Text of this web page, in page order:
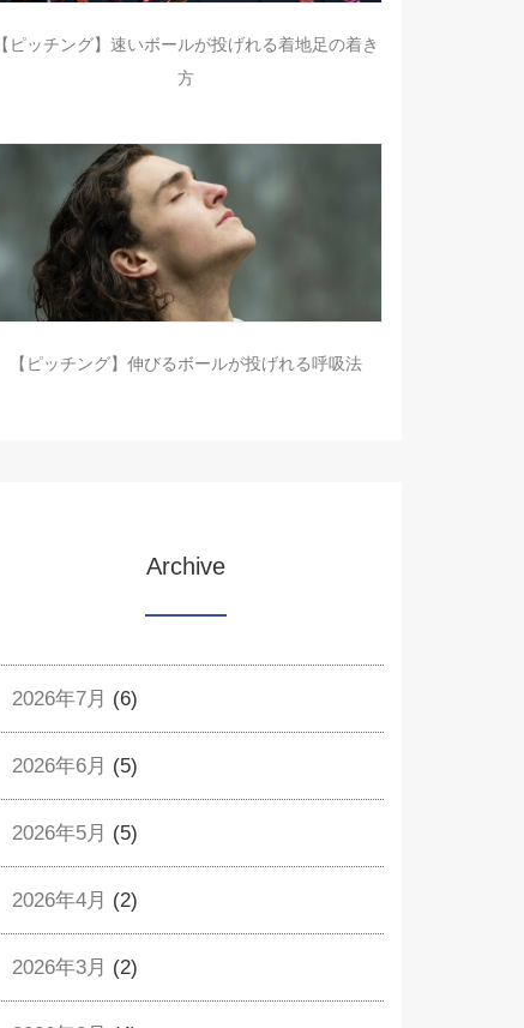
【ピッチング】速いボールが投げれる着地足の着き
方
【ピッチング】伸びるボールが投げれる呼吸法
Archive
2026年7月 (6)
2026年6月 (5)
2026年5月 (5)
2026年4月 (2)
2026年3月 (2)